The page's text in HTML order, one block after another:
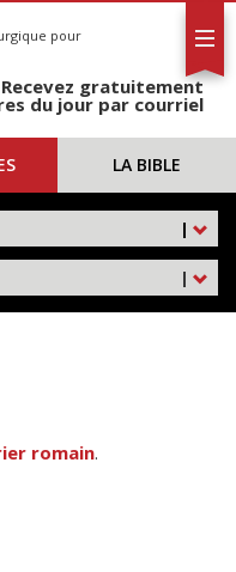
pour
Recevez gratuitement
du jour par courriel
LA BIBLE
|
|
romain.